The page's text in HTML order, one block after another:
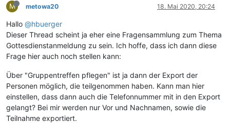
M metowa20 18. Mai 2020, 20:24
Hallo @hbuerger
Dieser Thread scheint ja eher eine Fragensammlung zum Thema
Gottesdienstanmeldung zu sein. Ich hoffe, dass ich dann diese
Frage hier auch noch stellen kann:
Über "Gruppentreffen pflegen" ist ja dann der Export der
Personen möglich, die teilgenommen haben. Kann man hier
einstellen, dass dann auch die Telefonnummer mit in den Export
gelangt? Bei mir werden nur Vor und Nachnamen, sowie die
Teilnahme exportiert.